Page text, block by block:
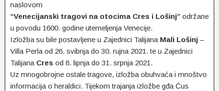
naslovom
“Venecijanski tragovi na otocima Cres i Lošinj” održane
u povodu 1600. godine utemeljenja Venecije.
Izložba su bile postavljene u Zajednici Talijana Mali Lošinj –
Villa Perla od 26. svibnja do 30. rujna 2021. te u Zajednici
Talijana Cres od 8. lipnja do 31. srpnja 2021.
Uz mnogobrojne ostale tragove, izložba obuhvaća i mnoštvo
informacija o heraldici. Tijekom trajanja izložbe gđa Ćus